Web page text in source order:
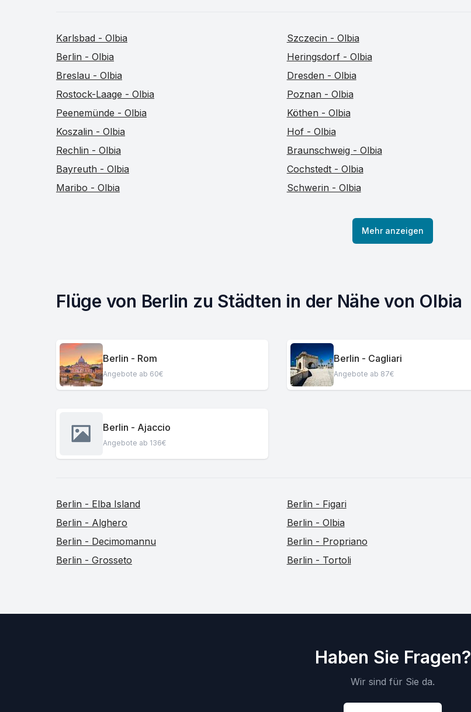
Karlsbad - Olbia Szczecin - Olbia
Berlin - Olbia
Heringsdorf - Olbia
Breslau - Olbia
Dresden - Olbia
Rostock-Laage - Olbia
Poznan - Olbia
Peenemünde - Olbia
Köthen - Olbia
Koszalin - Olbia
Hof - Olbia
Rechlin - Olbia
Braunschweig - Olbia
Bayreuth - Olbia
Cochstedt - Olbia
Maribo - Olbia
Schwerin - Olbia
Mehr anzeigen
Flüge von Berlin zu Städten in der Nähe von Olbia
Berlin - Rom
Angebote ab 60€
Berlin - Cagliari
Angebote ab 87€
Berlin - Ajaccio
Angebote ab 136€
Berlin - Elba Island Berlin - Figari
Berlin - Alghero
Berlin - Olbia
Berlin - Decimomannu
Berlin - Propriano
Berlin - Grosseto
Berlin - Tortoli
Haben Sie Fragen?
Wir sind für Sie da.